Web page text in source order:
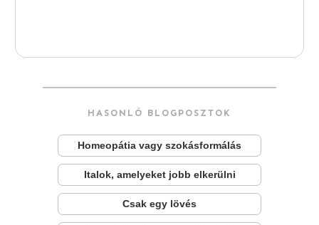
HASONLÓ BLOGPOSZTOK
Homeopátia vagy szokásformálás
Italok, amelyeket jobb elkerülni
Csak egy lövés